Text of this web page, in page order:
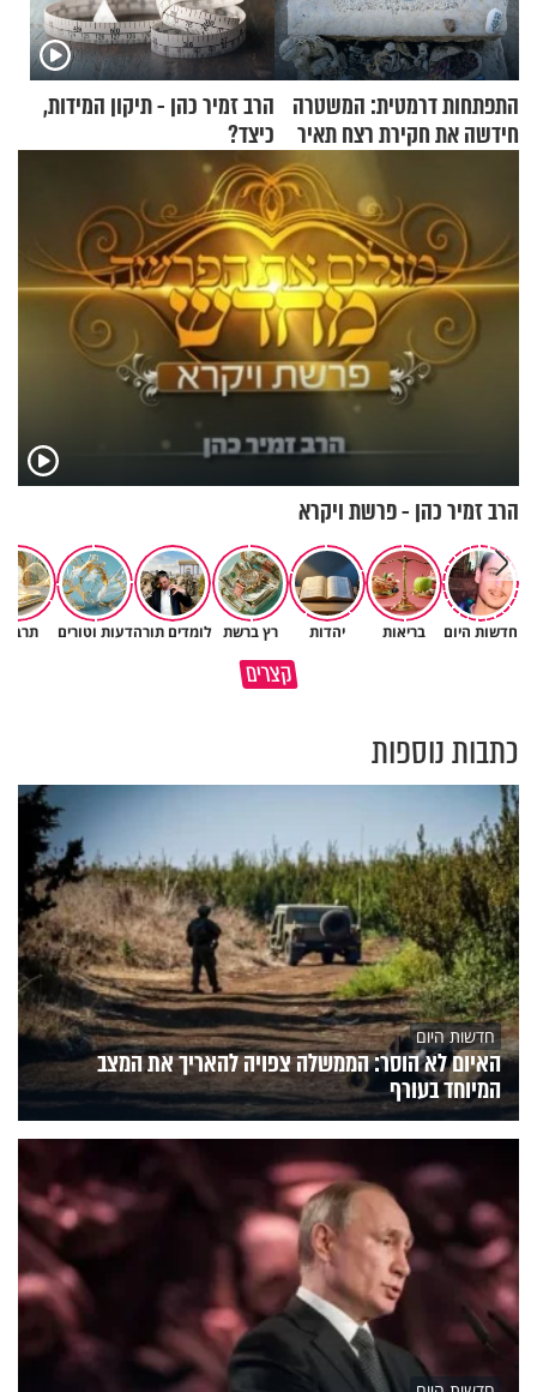
התפתחות דרמטית: המשטרה
חידשה את חקירת רצח תאיר
הרב זמיר כהן - תיקון המידות,
כיצד?
הרב זמיר כהן - פרשת ויקרא
חדשות היום בריאות יהדות רץ ברשת לומדים תורהדעות וטורים
קצריםמדוע האמונה נמשלה למלח?
גם ׳הרע׳ זה הרחמים של בורא
כתבות נוספות
חדשות היום
האיום לא הוסר: הממשלה צפויה להאריך את המצב
המיוחד בעורף